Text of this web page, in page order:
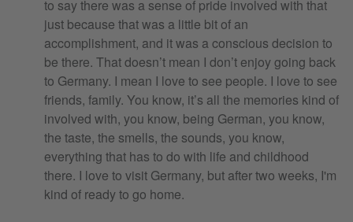
to say there was a sense of pride involved with that
just because that was a little bit of an
accomplishment, and it was a conscious decision to
be there. That doesn’t mean I don’t enjoy going back
to Germany. I mean I love to see people. I love to see
friends, family. You know, it’s all the memories kind of
involved with, you know, being German, you know,
the taste, the smells, the sounds, you know,
everything that has to do with life and childhood
there. I love to visit Germany, but after two weeks, I'm
kind of ready to go home.